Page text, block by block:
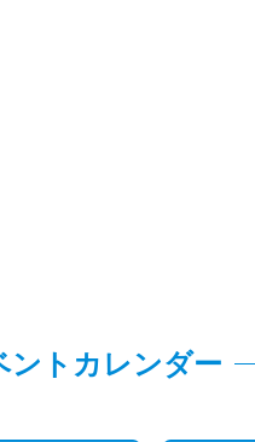
ントカレンダー